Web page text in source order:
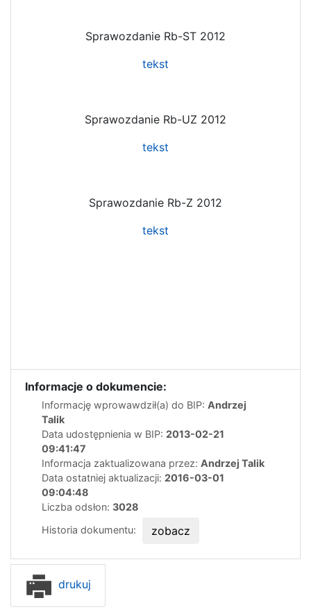
Sprawozdanie Rb-ST 2012
tekst
Sprawozdanie Rb-UZ 2012
tekst
Sprawozdanie Rb-Z 2012
tekst
Informacje o dokumencie:
Informację wprowawdził(a) do BIP: Andrzej
Talik
Data udostępnienia w BIP: 2013-02-21
09:41:47
Informacja zaktualizowana przez: Andrzej Talik
Data ostatniej aktualizacji: 2016-03-01
09:04:48
Liczba odsłon: 3028
Historia dokumentu:
zobacz
drukuj